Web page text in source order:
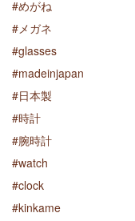
#めがね
#メガネ
#glasses
#madeinjapan
#日本製
#時計
#腕時計
#watch
#clock
#kinkame